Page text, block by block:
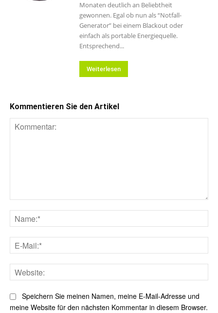
Monaten deutlich an Beliebtheit
gewonnen. Egal ob nun als “Notfall-
Generator” bei einem Blackout oder
einfach als portable Energiequelle.
Entsprechend...
Weiterlesen
Kommentieren Sie den Artikel
Speichern Sie meinen Namen, meine E-Mail-Adresse und
meine Website für den nächsten Kommentar in diesem Browser.